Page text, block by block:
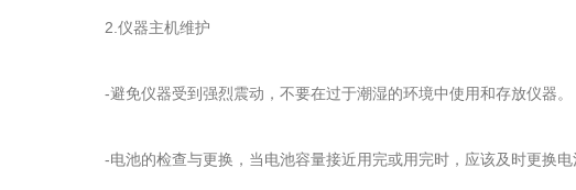
2.仪器主机维护
-避免仪器受到强烈震动，不要在过于潮湿的环境中使用和存放仪器。
-电池的检查与更换，当电池容量接近用完或用完时，应该及时更换电